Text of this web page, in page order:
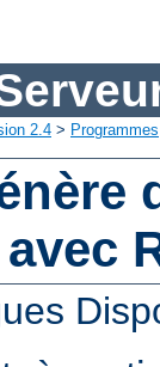
2.4 > Programmes